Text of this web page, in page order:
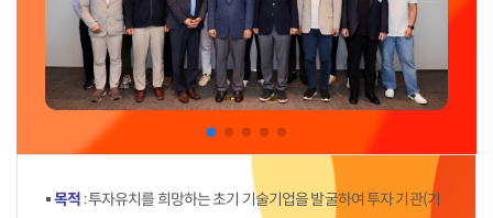
목적 : 투자유치를 희망하는 초기 기술기업을 발굴하여 투자 기관(기